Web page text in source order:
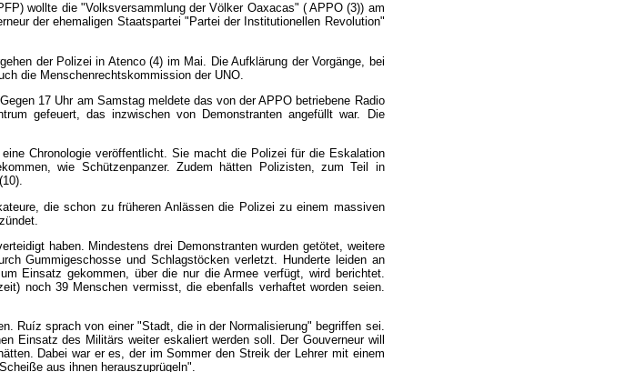
wollte die "Volksversammlung der Völker Oaxacas" ( APPO (3)) am
der ehemaligen Staatspartei "Partei der Institutionellen Revolution"
der Polizei in Atenco (4) im Mai. Die Aufklärung der Vorgänge, bei
die Menschenrechtskommission der UNO.
17 Uhr am Samstag meldete das von der APPO betriebene Radio
gefeuert, das inzwischen von Demonstranten angefüllt war. Die
Chronologie veröffentlicht. Sie macht die Polizei für die Eskalation
wie Schützenpanzer. Zudem hätten Polizisten, zum Teil in
die schon zu früheren Anlässen die Polizei zu einem massiven
haben. Mindestens drei Demonstranten wurden getötet, weitere
Gummigeschosse und Schlagstöcken verletzt. Hunderte leiden an
Einsatz gekommen, über die nur die Armee verfügt, wird berichtet.
noch 39 Menschen vermisst, die ebenfalls verhaftet worden seien.
Ruíz sprach von einer "Stadt, die in der Normalisierung" begriffen sei.
Einsatz des Militärs weiter eskaliert werden soll. Der Gouverneur will
Dabei war er es, der im Sommer den Streik der Lehrer mit einem
aus ihnen herauszuprügeln".